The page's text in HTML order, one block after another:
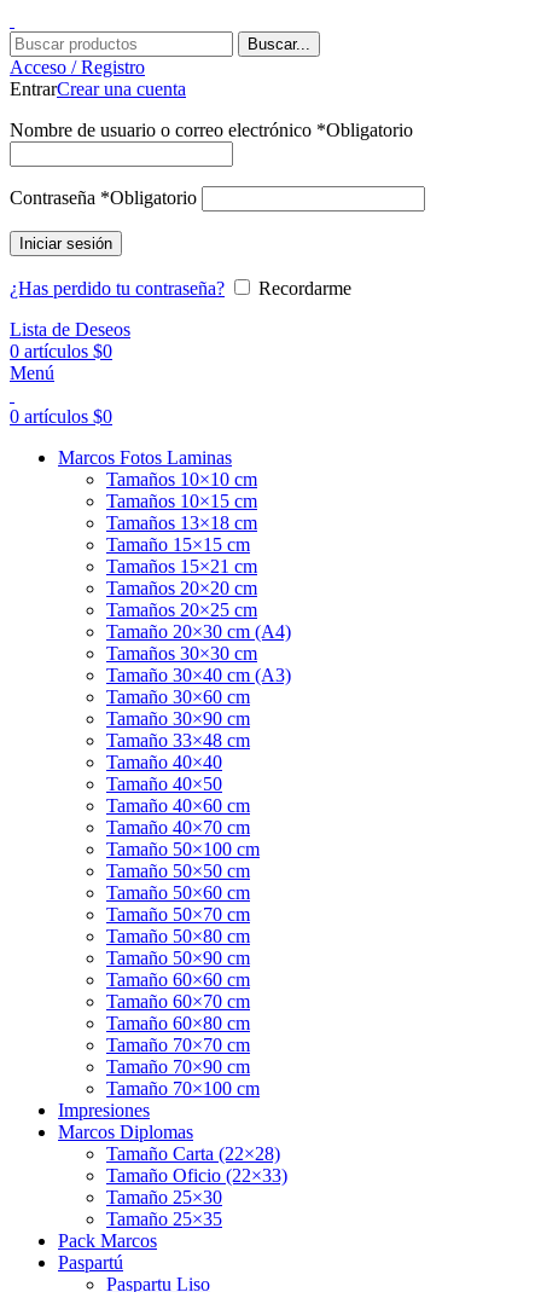
Buscar...
Acceso / Registro
EntrarCrear una cuenta
Nombre de usuario o correo electrónico *Obligatorio
Contraseña *Obligatorio
Iniciar sesión
¿Has perdido tu contraseña?
Recordarme
Lista de Deseos
0 artículos $0
Menú
0 artículos $0
Marcos Fotos Laminas
Tamaños 10×10 cm
Tamaños 10×15 cm
Tamaños 13×18 cm
Tamaño 15×15 cm
Tamaños 15×21 cm
Tamaños 20×20 cm
Tamaños 20×25 cm
Tamaño 20×30 cm (A4)
Tamaños 30×30 cm
Tamaño 30×40 cm (A3)
Tamaño 30×60 cm
Tamaño 30×90 cm
Tamaño 33×48 cm
Tamaño 40×40
Tamaño 40×50
Tamaño 40×60 cm
Tamaño 40×70 cm
Tamaño 50×100 cm
Tamaño 50×50 cm
Tamaño 50×60 cm
Tamaño 50×70 cm
Tamaño 50×80 cm
Tamaño 50×90 cm
Tamaño 60×60 cm
Tamaño 60×70 cm
Tamaño 60×80 cm
Tamaño 70×70 cm
Tamaño 70×90 cm
Tamaño 70×100 cm
Impresiones
Marcos Diplomas
Tamaño Carta (22×28)
Tamaño Oficio (22×33)
Tamaño 25×30
Tamaño 25×35
Pack Marcos
Paspartú
Paspartu Liso